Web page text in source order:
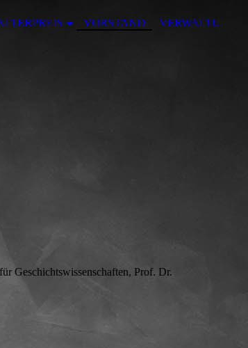
VORSTAND VERWALTUNG
Geschichtswissenschaften, Prof. Dr.